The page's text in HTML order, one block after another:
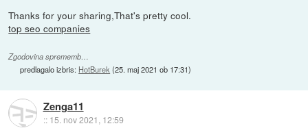
Thanks for your sharing,That's pretty cool.
top seo companies
Zgodovina sprememb…
predlagalo izbris: HotBurek (25. maj 2021 ob 17:31)
Zenga11
:: 15. nov 2021, 12:59